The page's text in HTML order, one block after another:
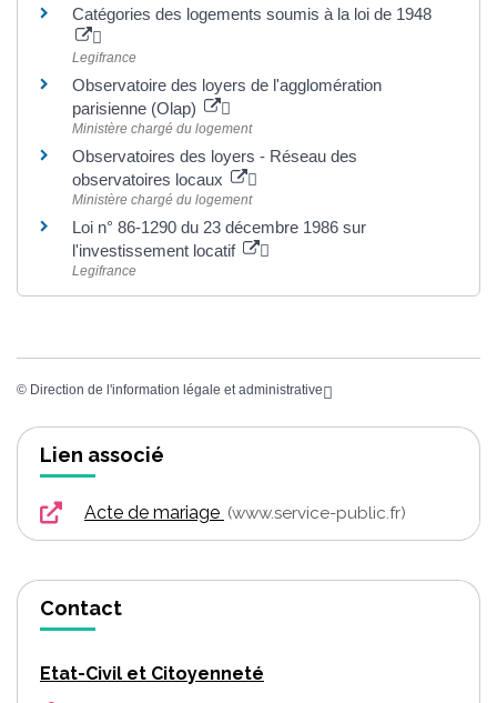
Catégories des logements soumis à la loi de 1948
Legifrance
Observatoire des loyers de l'agglomération
parisienne (Olap)
Ministère chargé du logement
Observatoires des loyers - Réseau des
observatoires locaux
Ministère chargé du logement
Loi n° 86-1290 du 23 décembre 1986 sur
l'investissement locatif
Legifrance
© Direction de l'information légale et administrative
Lien associé
Acte de mariage www.service-public.fr
Contact
Etat-Civil et Citoyenneté